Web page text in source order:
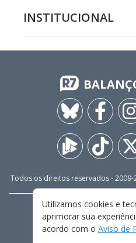
INSTITUCIONAL
Todos os direitos reservados - 2009-
FALE
TERMOS E
Utilizamos cookies e
aprimorar sua
acordo com o Aviso de